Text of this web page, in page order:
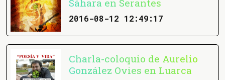
Sáhara en Serantes
2016-08-12 12:49:17
Charla-coloquio de Aurelio
González Ovies en Luarca